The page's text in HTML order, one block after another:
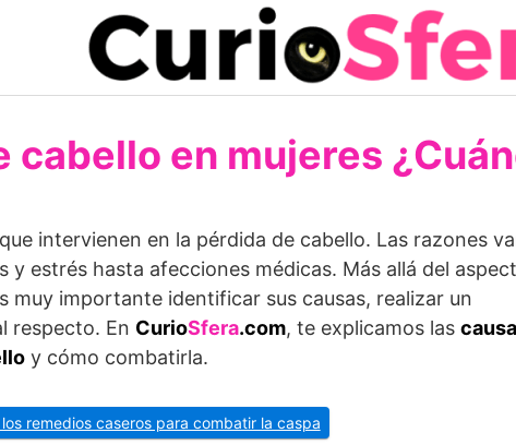
cabello en mujeres
intervienen en la pérdida de cabello. Las razones
y estrés hasta afecciones médicas. Más allá del
muy importante identificar sus causas, realizar un
respecto. En CurioSfera.com, te explicamos las
y cómo combatirla.
los remedios caseros para combatir la caspa